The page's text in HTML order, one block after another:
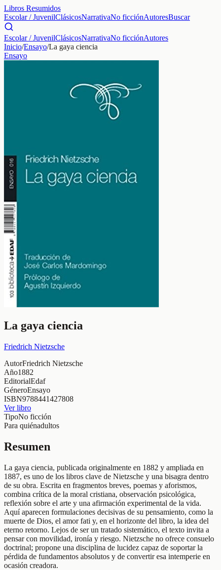
Libros Resumidos
Escolar / JuvenilClásicosNarrativaNo ficciónAutoresBuscar
Escolar / JuvenilClásicosNarrativaNo ficciónAutores
Inicio/Ensayo/La gaya ciencia
Ensayo
La gaya ciencia
Friedrich Nietzsche
AutorFriedrich Nietzsche
Año1882
EditorialEdaf
GéneroEnsayo
ISBN9788441427808
Ver libro
TipoNo ficción
Para quiénadultos
Resumen
La gaya ciencia, publicada originalmente en 1882 y ampliada en
1887, es uno de los libros clave de Nietzsche y una bisagra dentro
de su obra. Escrita en fragmentos breves, poemas y aforismos,
combina crítica de la moral cristiana, observación psicológica,
reflexión sobre el arte y una afirmación experimental de la vida.
Aquí aparecen formulaciones decisivas de su pensamiento, como la
muerte de Dios, el amor fati y, en el horizonte del libro, la idea del
eterno retorno. Lejos de ser un tratado sistemático, el texto invita a
pensar con movilidad, ironía y riesgo. Nietzsche no ofrece consuelo
doctrinal; propone una disciplina de lucidez capaz de soportar la
pérdida de fundamentos absolutos y de convertir esa intemperie en
ocasión creadora.